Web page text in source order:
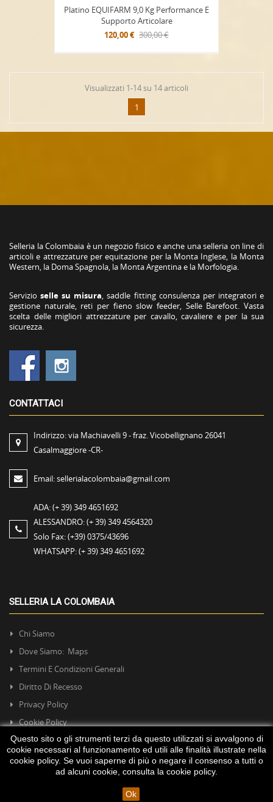
Questo sito o gli strumenti terzi da questo utilizzati si avvalgono di
cookie necessari al funzionamento ed utili alle finalità illustrate nella
cookie policy. Se vuoi saperne di più o negare il consenso a tutti o
ad alcuni cookie, consulta la cookie policy.
Ok
Platino EQUIFARM 9,0 Kg Performance E
Supporto Articolare
120,00 € 300,00 €
Visualizzati 1-14 su 14 articoli
1
Selleria la Colombaia è un negozio fisico e anche una selleria on line di
articoli e attrezzature per equitazione per la Monta Inglese, la Monta
Western, la Doma Spagnola, la Monta Argentina e la Morfologia.
Servizioselle su misura, saddle fitting consulenza per integratori e
gestione naturale, reti per fieno slow feeder, Selle Barefoot. Vasta
scelta delle migliori attrezzature per cavallo, cavaliere e per la sua
sicurezza.
CONTATTACI
Indirizzo:via Machiavelli 9 - fraz. Vicobellignano 26041
Casalmaggiore -CR-
Email:sellerialacolombaia@gmail.com
ADA:(+ 39) 349 4651692
ALESSANDRO:(+ 39) 349 4564320
Solo Fax:(+39) 0375/43696
WHATSAPP:(+ 39) 349 4651692
SELLERIA LA COLOMBAIA
Chi Siamo
Dove Siamo: Maps
Termini E Condizioni Generali
Diritto Di Recesso
Privacy Policy
Cookie Policy